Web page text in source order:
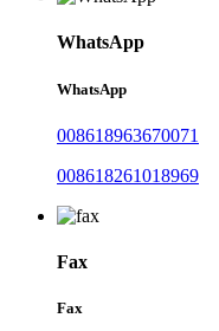
WhatsApp
WhatsApp
008618963670071
008618261018969
Fax
Fax